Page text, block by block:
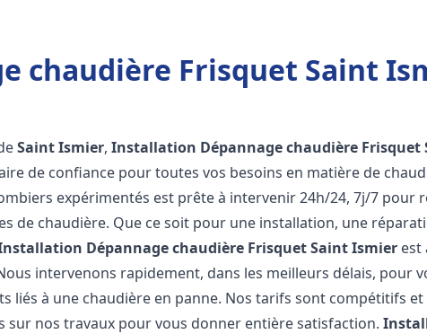
chaudière Frisquet Saint
Saint Ismier,Installation Dépannage chaudière Frisquet
de confiance pour toutes vos besoins en matière de
expérimentés est prête à intervenir 24h/24, 7j/7 pour
de chaudière. Que ce soit pour une installation, une
Dépannage chaudière FrisquetSaint Ismier est
intervenons rapidement, dans les meilleurs délais, pour
liés à une chaudière en panne. Nos tarifs sont compétitifs
sur nos travaux pour vous donner entière satisfaction.